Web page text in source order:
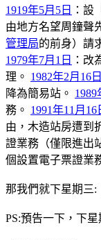
1919年5月5日 ：設
由地方名望周鐘聲
管理局的前身）請
1979年7月1日 ：改
理。 1982年2月16日
降為簡易站。 1989
務。 1991年11月16
由，木造站房遭到
證業務（僅限進出
個設置電子票證業
那我們就下星期三:
PS:預告一下，下